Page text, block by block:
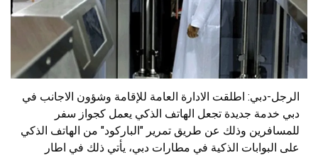
الرجل-دبي: اطلقت الادارة العامة للإقامة وشؤون الاجانب في
دبي خدمة جديدة تجعل الهاتف الذكي يعمل كجواز سفر
للمسافرين وذلك عن طريق تمرير "الباركود" من الهاتف الذكي
على البوابات الذكية في مطارات دبي، يأتي ذلك في اطار